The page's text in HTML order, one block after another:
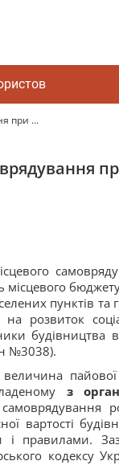
при ...
місцевого
пунктів та
розвиток
№3038).
пайової
з
вартості
правилами.
кодексу